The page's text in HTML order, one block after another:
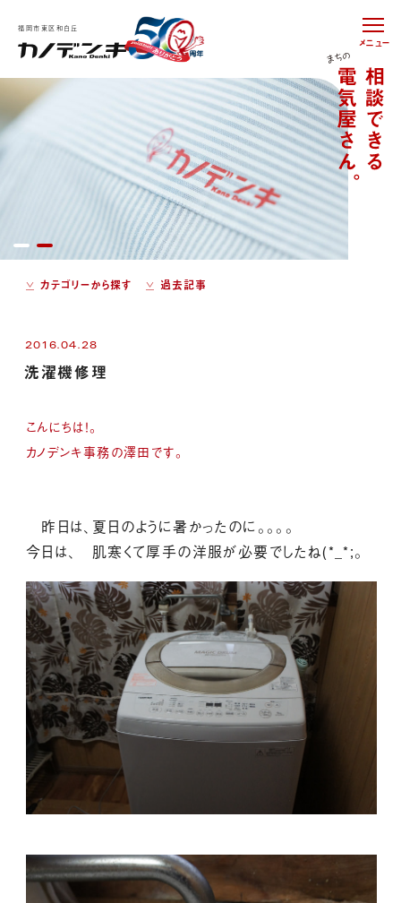
メニュー
福岡市東区和白丘
カテゴリーから探す 過去記事
2016.04.28
洗濯機修理
こんにちは！。
カノデンキ事務の澤田です。
昨日は、夏日のように暑かったのに。。。。
今日は、 肌寒くて厚手の洋服が必要でしたね(*_*;。